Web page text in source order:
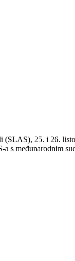
(SLAS), 25. i 26.
s međunarodnim